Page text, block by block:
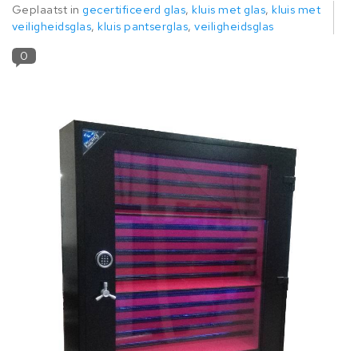
Geplaatst in gecertificeerd glas,kluis met glas,kluis met
veiligheidsglas,kluis pantserglas,veiligheidsglas
0